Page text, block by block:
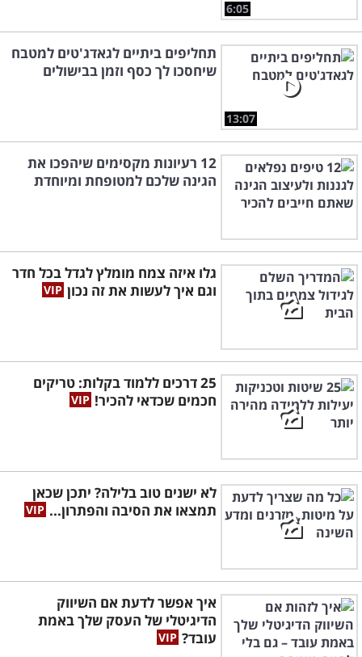
6:05
13:07
תחליפים ביתיים לגאדג'טים למטבח
שיחסכו לך כסף וזמן בבישולים
12 רעיונות מקסימים שיהפכו את
הגינה שלכם למטופחת ומיוחדת
גלו איזה צמח מומלץ לגדל בכל חדר
וגם איך לעשות את זה נכון
25 דרכים ללמוד בקלות: טריקים
חכמים שכדאי להכיר!
לא ישנים טוב בלילה? יתכן שכאן
תמצאו את הסיבה והפתרון...
איך אפשר לדעת אם השיווק
הדיגיטלי של העסק שלך באמת
עובד?